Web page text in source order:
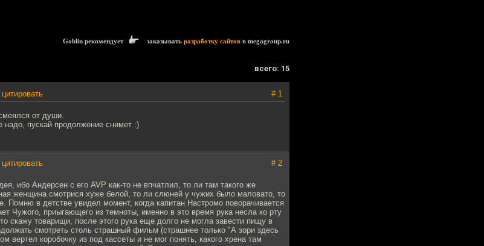
Goblin рекомендует заказывать разработку сайтов в megagroup.ru
всего: 15
цитировать # 1
от души.
пускай продолжение снимет :)
цитировать # 2
ибо Андерсен с его AVP как-то не впчатлил, то ли там такого же
женщина смотрися хуже белой, то ли слюней у чужих было маловато, то
Помню в детстве увидел момент, когда капитан Настромо поворачивается
Чужого, приыгающего из темноты, именно в это время рука несла ко рту
скажу товарищи, после этого рука еще долго не могла завести пищу в
смотреть столь страшный фильм (страшнее только "А зори здесь
вертел коробочку из под кассеты и не мог понять, какого хрена там